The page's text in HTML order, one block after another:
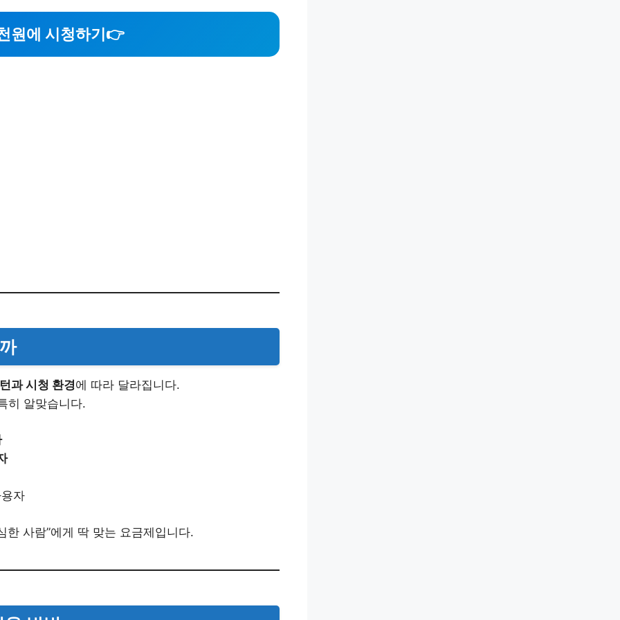
원에 시청하기 👉
과 시청 환경에 따라 달라집니다.
히 알맞습니다.
자
한 사람”에게 딱 맞는 요금제입니다.